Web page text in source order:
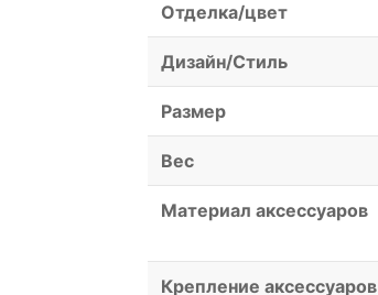
Отделка/цвет
Дизайн/Стиль
Размер
Вес
Материал аксессуаров
Крепление аксессуаров